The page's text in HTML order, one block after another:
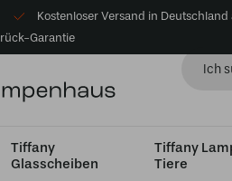
Kostenloser Versand in
Garantie
Tiffany
Glasscheiben
Tiffany
Tiere
Deckenlampe Deckenleuchte